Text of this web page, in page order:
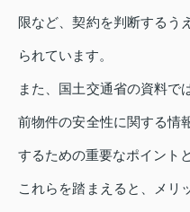
限など、契約を判断するう
られています。
また、国土交通省の資料で
前物件の安全性に関する情
するための重要なポイント
これらを踏まえると、メリ